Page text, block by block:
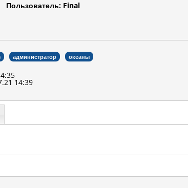
Пользователь: Final
администратор океаны
14:39